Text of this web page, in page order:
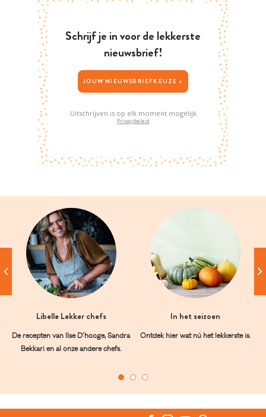
Schrijf je in voor de lekkerste
nieuwsbrief!
JOUW NIEUWSBRIEFKEUZE >
Uitschrijven is op elk moment mogelijk
Privacybeleid
Libelle Lekker chefs
De recepten van Ilse D’hooge, Sandra
Bekkari en al onze andere chefs.
In het seizoen
Ontdek hier wat nú het lekkerste is.